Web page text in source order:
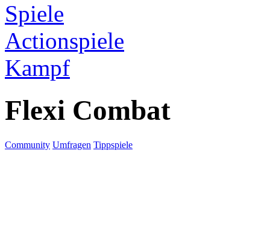
Spiele
Actionspiele
Kampf
Flexi Combat
Community Umfragen Tippspiele